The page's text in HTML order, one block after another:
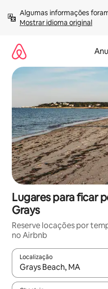
para
Mostrar idioma original
Lugares para ficar
Grays
Reserve locações por
no Airbnb
Localização
Quando os resultados